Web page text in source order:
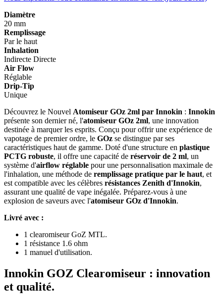
Diamètre
20 mm
Remplissage
Par le haut
Inhalation
Indirecte Directe
Air Flow
Réglable
Drip-Tip
Unique
Découvrez le Nouvel Atomiseur GOz 2ml par Innokin : Innokin
présente son dernier né, l'atomiseur GOz 2ml, une innovation
destinée à marquer les esprits. Conçu pour offrir une expérience de
vapotage de premier ordre, le GOz se distingue par ses
caractéristiques haut de gamme. Doté d'une structure en plastique
PCTG robuste, il offre une capacité de réservoir de 2 ml, un
système d'airflow réglable pour une personnalisation maximale de
l'inhalation, une méthode de remplissage pratique par le haut, et
est compatible avec les célèbres résistances Zenith d'Innokin,
assurant une qualité de vape inégalée. Préparez-vous à une
explosion de saveurs avec l'atomiseur GOz d'Innokin.
Livré avec :
1 clearomiseur GoZ MTL.
1 résistance 1.6 ohm
1 manuel d'utilisation.
Innokin GOZ Clearomiseur : innovation
et qualité.